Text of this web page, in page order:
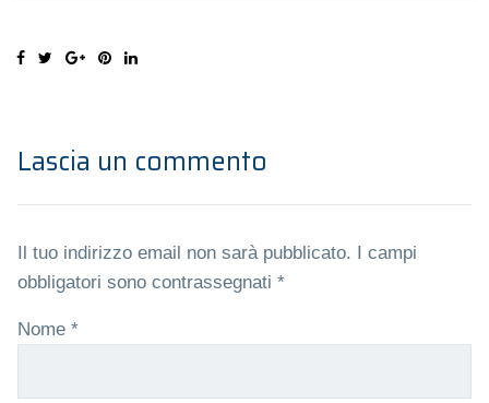
Lascia un commento
Il tuo indirizzo email non sarà pubblicato.
I campi
obbligatori sono contrassegnati *
Nome *